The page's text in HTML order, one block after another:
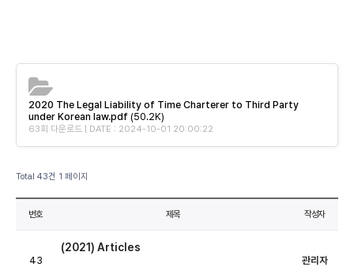
2020 The Legal Liability of Time Charterer to Third Party
under Korean law.pdf (50.2K)
63회 다운로드 | DATE : 2024-10-01 20:00:22
Total 43건 1 페이지
번호 제목 작성자
43
(2021) Articles
관리자